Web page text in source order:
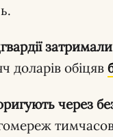
доларів обіцяв
через